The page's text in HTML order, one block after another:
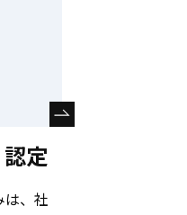
定
は、社